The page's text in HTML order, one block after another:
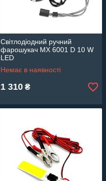
Світлодіодний ручний
фарошукач MX 6001 D 10 W
LED
Немає в наявності
1 310 ₴